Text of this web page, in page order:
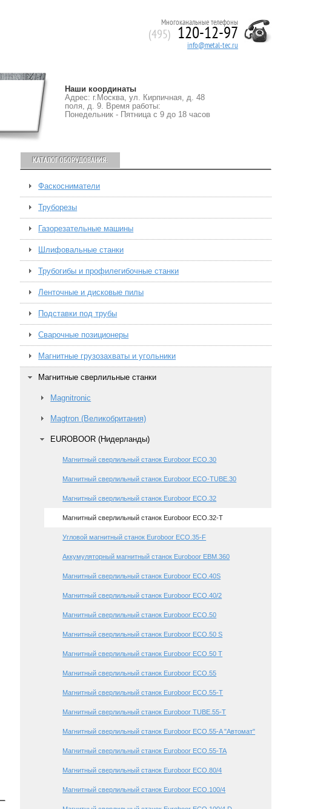
Многоканальные телефоны
(495) 120-12-97
info@metal-tec.ru
Наши координаты
Адрес: г.Москва, ул. Кирпичная, д. 48
поля, д. 9. Время работы:
Понедельник - Пятница с 9 до 18 часов
КАТАЛОГ ОБОРУДОВАНИЯ:
Фаскосниматели
Труборезы
Газорезательные машины
Шлифовальные станки
Трубогибы и профилегибочные станки
Ленточные и дисковые пилы
Подставки под трубы
Сварочные позиционеры
Магнитные грузозахваты и угольники
Магнитные сверлильные станки
Magnitronic
Magtron (Великобритания)
EUROBOOR (Нидерланды)
Магнитный сверлильный станок Euroboor ЕСО.30
Магнитный сверлильный станок Euroboor ECO-TUBE.30
Магнитный сверлильный станок Euroboor ЕСО.32
Магнитный сверлильный станок Euroboor ЕСО.32-T
Угловой магнитный станок Euroboor ЕСО.35-F
Аккумуляторный магнитный станок Euroboor EBM.360
Магнитный сверлильный станок Euroboor ECO.40S
Магнитный сверлильный станок Euroboor ECO.40/2
Магнитный сверлильный станок Euroboor ЕСО.50
Магнитный сверлильный станок Euroboor ЕСО.50 S
Магнитный сверлильный станок Euroboor ЕСО.50 T
Магнитный сверлильный станок Euroboor ЕСО.55
Магнитный сверлильный станок Euroboor ЕСО.55-T
Магнитный сверлильный станок Euroboor TUBE.55-T
Магнитный сверлильный станок Euroboor ЕСО.55-A "Автомат"
Магнитный сверлильный станок Euroboor ЕСО.55-TA
Магнитный сверлильный станок Euroboor ЕСО.80/4
Магнитный сверлильный станок Euroboor ЕСО.100/4